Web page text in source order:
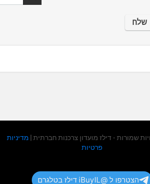
שמורות - דילז מועדון צרכנות חברתית | מדיניות
פרטיות
הצטרפו ל @iBuyIL דילז בטלגרם